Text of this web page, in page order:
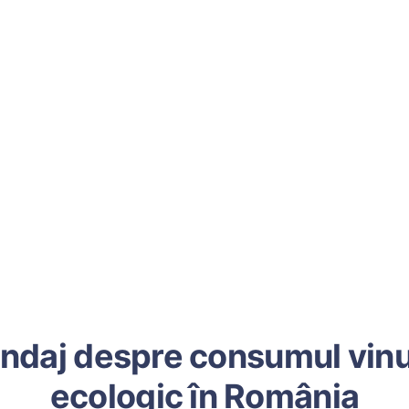
despre consumul
ecologic în România